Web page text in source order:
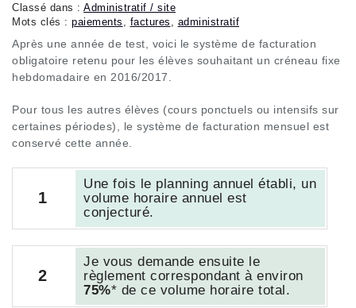
Classé dans : Administratif / site
Mots clés : paiements factures administratif
Après une année de test, voici le système de facturation
obligatoire retenu pour les élèves souhaitant un créneau fixe
hebdomadaire en 2016/2017.
Pour tous les autres élèves (cours ponctuels ou intensifs sur
certaines périodes), le système de facturation mensuel est
conservé cette année.
1
Une fois le planning annuel établi, un
volume horaire annuel est
conjecturé.
2
Je vous demande ensuite le
règlement correspondant à environ
75%* de ce volume horaire total.